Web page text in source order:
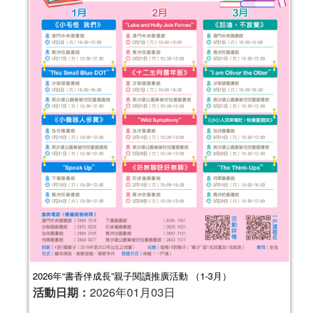
2026年“書香伴成長”親子閱讀推廣活動 （1-3月）
活動日期： 2026年01月03日